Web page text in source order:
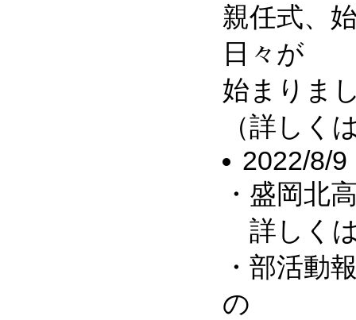
親任式、
日々が
始まりま
（詳しく
2022/8/9
・盛岡北
詳しく
・部活動
の